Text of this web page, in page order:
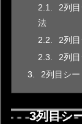
2列
法
2列
2列
2列目シ
3列目シ